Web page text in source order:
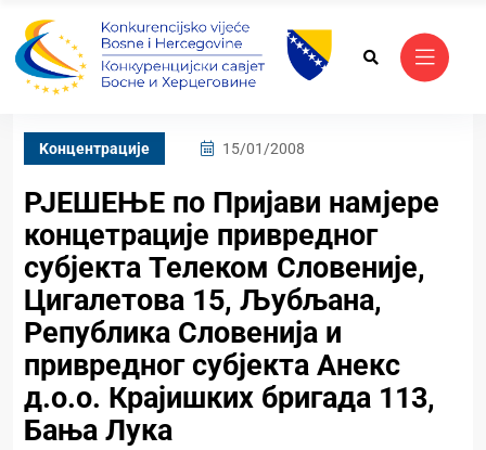
Kонцентрације 15/01/2008
РЈЕШЕЊЕ по Пријави намјере
концетрације привредног
субјекта Телеком Словеније,
Цигалетова 15, Љубљaна,
Република Словенија и
привредног субјекта Анекс
д.о.о. Крајишких бригада 113,
Бања Лука